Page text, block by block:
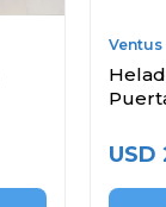
Ventus
USD